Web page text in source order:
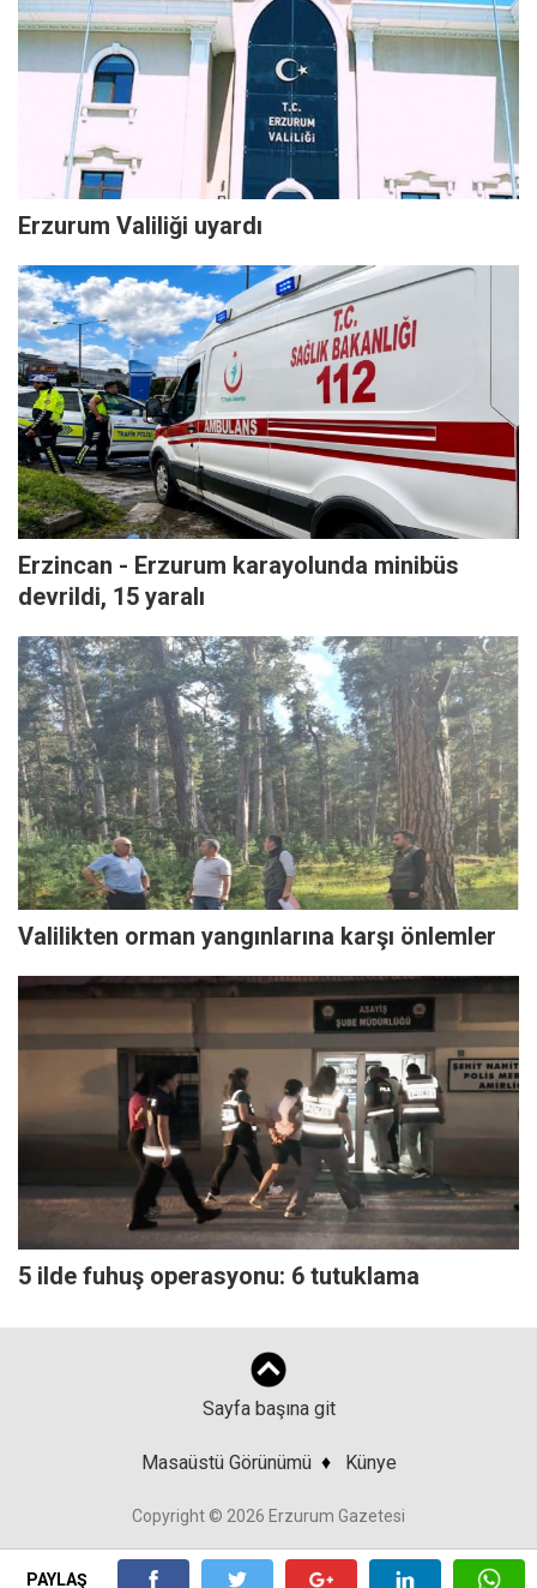
PAYLAŞ
Erzurum Valiliği uyardı
Erzincan - Erzurum karayolunda minibüs
devrildi, 15 yaralı
Valilikten orman yangınlarına karşı önlemler
5 ilde fuhuş operasyonu: 6 tutuklama
Sayfa başına git
Masaüstü Görünümü ♦ Künye
Copyright © 2026 Erzurum Gazetesi